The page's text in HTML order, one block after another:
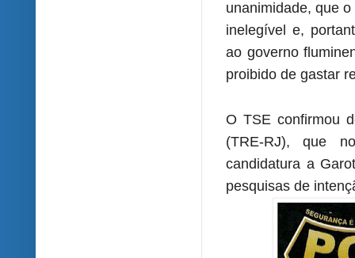
unanimidade, que
inelegível e,
ao governo
proibido de gastar
O TSE confirmou
(TRE-RJ), que
candidatura a
pesquisas de